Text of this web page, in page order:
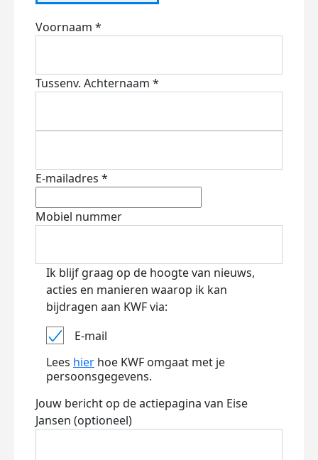
Voornaam *
Tussenv. Achternaam *
E-mailadres *
Mobiel nummer
Ik blijf graag op de hoogte van nieuws,
acties en manieren waarop ik kan
bijdragen aan KWF via:
E-mail
Lees hier hoe KWF omgaat met je
persoonsgegevens.
Jouw bericht op de actiepagina van Eise
Jansen (optioneel)